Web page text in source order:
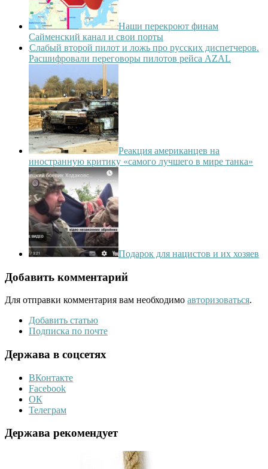
Наши перекроют финам
Сайменский канал и свои порты
Слабый второй пилот и ложь про русских диспетчеров.
Расшифровали переговоры пилотов рейса AZAL
Реакция американцев на
иностранную критику «самого лучшего в мире танка»
Подарок для нацистов и их хозяев
Добавить комментарий
Для отправки комментария вам необходимо авторизоваться.
Добавить статью
Подписка по почте
Держава в соцсетях
ВКонтакте
Facebook
ОК
Телеграм
Держава рекомендует